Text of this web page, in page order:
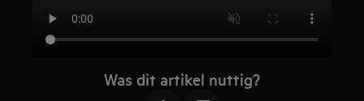
Was dit artikel nuttig?